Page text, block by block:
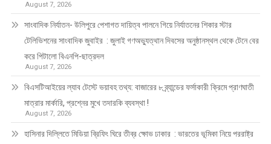
August 7, 2026
সাংবাদিক নির্যাতন- উলিপুরে পেশাগত দায়িত্ব পালনে গিয়ে নির্যাতনের শিকার স্টার
টেলিভিশনের সাংবাদিক জুবাইর : জুলাই গণঅভ্যুত্থান দিবসের অনুষ্ঠানস্থল থেকে টেনে বের
করে পিটালো বিএনপি-ছাত্রদল
August 7, 2026
বিএসটিআইয়ের ল্যাব টেস্টে ভয়াবহ তথ্য: বাজারের ৮ ব্র্যান্ডের ফর্সাকারী ক্রিমে প্রাণঘাতী
মাত্রার মার্কারি, প্রশ্নের মুখে তদারকি ব্যবস্থা !
August 7, 2026
হাসিনার দিল্লিতে মিডিয়া ব্রিফিং ঘিরে তীব্র ক্ষোভ ঢাকার : ভারতের ভূমিকা নিয়ে পররাষ্ট্র